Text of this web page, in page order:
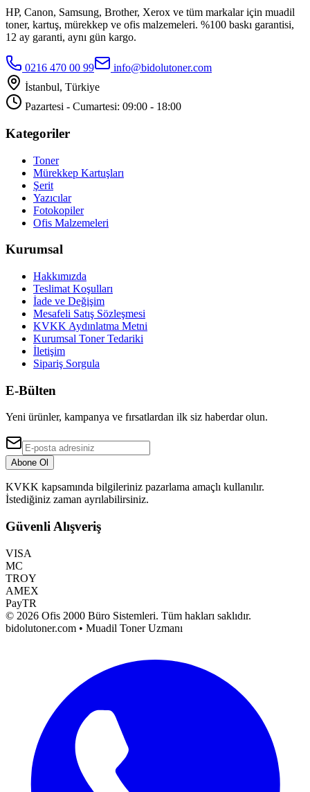
HP, Canon, Samsung, Brother, Xerox ve tüm markalar için muadil
toner, kartuş, mürekkep ve ofis malzemeleri. %100 baskı garantisi,
12 ay garanti, aynı gün kargo.
0216 470 00 99
info@bidolutoner.com
İstanbul, Türkiye
Pazartesi - Cumartesi: 09:00 - 18:00
Kategoriler
Toner
Mürekkep Kartuşları
Şerit
Yazıcılar
Fotokopiler
Ofis Malzemeleri
Kurumsal
Hakkımızda
Teslimat Koşulları
İade ve Değişim
Mesafeli Satış Sözleşmesi
KVKK Aydınlatma Metni
Kurumsal Toner Tedariki
İletişim
Sipariş Sorgula
E-Bülten
Yeni ürünler, kampanya ve fırsatlardan ilk siz haberdar olun.
Abone Ol
KVKK kapsamında bilgileriniz pazarlama amaçlı kullanılır.
İstediğiniz zaman ayrılabilirsiniz.
Güvenli Alışveriş
VISA
MC
TROY
AMEX
PayTR
© 2026 Ofis 2000 Büro Sistemleri. Tüm hakları saklıdır.
bidolutoner.com • Muadil Toner Uzmanı